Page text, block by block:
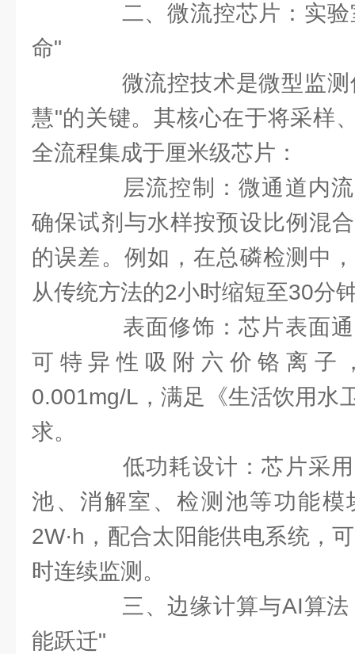
二、微流控芯片：实验
命"
微流控技术是微型监测
慧"的关键。其核心在于将采样
全流程集成于厘米级芯片：
层流控制：微通道内流
确保试剂与水样按预设比例混
的误差。例如，在总磷检测中
从传统方法的2小时缩短至30分
表面修饰：芯片表面通
可特异性吸附六价铬离子
0.001mg/L，满足《生活饮用水
求。
低功耗设计：芯片采用
池、消解室、检测池等功能模
2W·h，配合太阳能供电系统，
时连续监测。
三、边缘计算与AI算法
能跃迁"